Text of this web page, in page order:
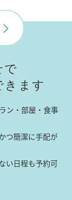
で
きます
ン・部屋・食事
つ簡潔に手配が
い日程も予約可